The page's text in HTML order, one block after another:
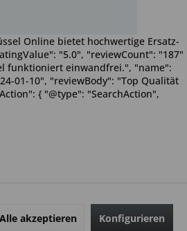
Alle akzeptieren Konfigurieren
Online bietet hochwertige Ersatz-
"5.0", "reviewCount": "187"
funktioniert einwandfrei.", "name":
01-10", "reviewBody": "Top Qualität
{ "@type": "SearchAction",